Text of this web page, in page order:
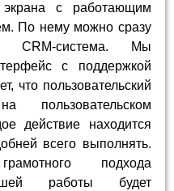
с работающим
По нему можно сразу
CRM-система. Мы
с поддержкой
что пользовательский
пользовательском
действие находится
всего выполнять.
подхода
работы будет